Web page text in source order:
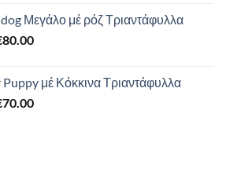
τιμή
Μεγάλο μέ ρόζ Τριαντάφυλλα
80.00Η
είναι:
€80.00.
μέ Κόκκινα Τριαντάφυλλα
70.00Η